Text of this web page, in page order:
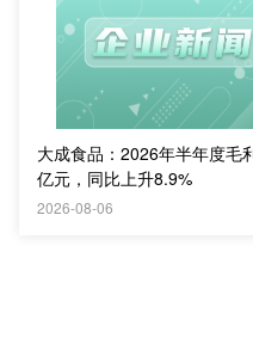
大成食品：2026年半年度毛
亿元，同比上升8.9%
2026-08-06